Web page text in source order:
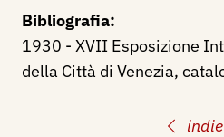
Bibliografia:
1930 - XVII Esposizione
della Città di Venezia,